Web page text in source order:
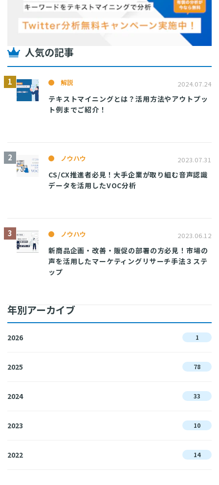
人気の記事
解説 2024.07.24
テキストマイニングとは？活用方法やアウトプッ
ト例までご紹介！
ノウハウ 2023.07.31
CS/CX推進者必見！大手企業が取り組む音声認識
データを活用したVOC分析
ノウハウ 2023.06.12
新商品企画・改善・販促の部署の方必見！市場の
声を活用したマーケティングリサーチ手法３ステ
ップ
年別アーカイブ
2026 1
2025 78
2024 33
2023 10
2022 14